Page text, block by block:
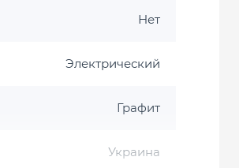
Нет
Электрический
Графит
Украина